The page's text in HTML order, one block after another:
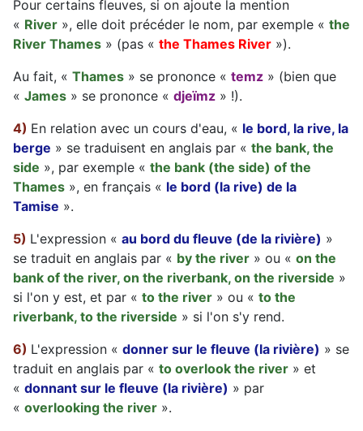
Pour certains fleuves, si on ajoute la mention
« River », elle doit précéder le nom, par exemple « the
River Thames » (pas « the Thames River »).
Au fait, « Thames » se prononce « temz » (bien que
« James » se prononce « djeïmz » !).
4) En relation avec un cours d'eau, « le bord, la rive, la
berge » se traduisent en anglais par « the bank, the
side », par exemple « the bank (the side) of the
Thames », en français « le bord (la rive) de la
Tamise ».
5) L'expression « au bord du fleuve (de la rivière) »
se traduit en anglais par « by the river » ou « on the
bank of the river, on the riverbank, on the riverside »
si l'on y est, et par « to the river » ou « to the
riverbank, to the riverside » si l'on s'y rend.
6) L'expression « donner sur le fleuve (la rivière) » se
traduit en anglais par « to overlook the river » et
« donnant sur le fleuve (la rivière) » par
« overlooking the river ».